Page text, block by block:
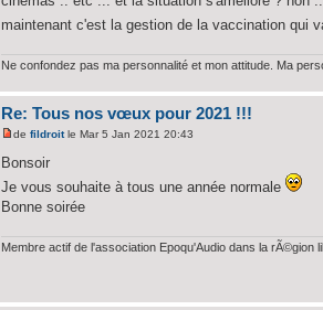
maintenant c'est la gestion de la vaccination qui
Ne confondez pas ma personnalité et mon attitude. Ma
Re: Tous nos vœux pour 2021 !!!
defildroitle Mar 5 Jan 2021 20:43
Bonsoir
Je vous souhaite à tous une année normale
Bonne soirée
Membre actif de l'association Epoqu'Audio dans la rÃ©gion